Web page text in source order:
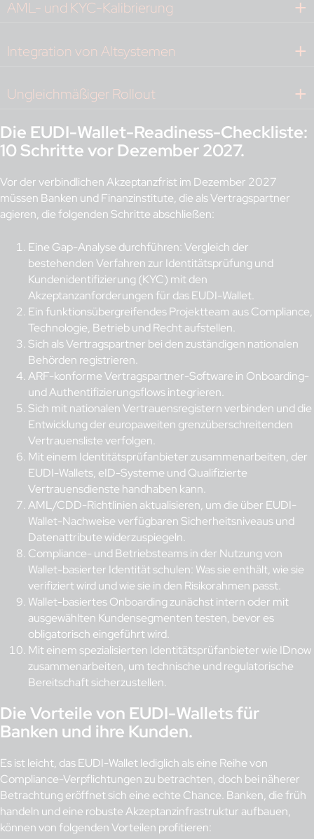
AML- und KYC-Kalibrierung
Integration von Altsystemen
Ungleichmäßiger Rollout
Die EUDI-Wallet-Readiness-Checkliste:
10 Schritte vor Dezember 2027.
Vor der verbindlichen Akzeptanzfrist im Dezember 2027
müssen Banken und Finanzinstitute, die als Vertragspartner
agieren, die folgenden Schritte abschließen:
Eine Gap-Analyse durchführen: Vergleich der
bestehenden Verfahren zur Identitätsprüfung und
Kundenidentifizierung (KYC) mit den
Akzeptanzanforderungen für das EUDI-Wallet.
Ein funktionsübergreifendes Projektteam aus Compliance,
Technologie, Betrieb und Recht aufstellen.
Sich als Vertragspartner bei den zuständigen nationalen
Behörden registrieren.
ARF-konforme Vertragspartner-Software in Onboarding-
und Authentifizierungsflows integrieren.
Sich mit nationalen Vertrauensregistern verbinden und die
Entwicklung der europaweiten grenzüberschreitenden
Vertrauensliste verfolgen.
Mit einem Identitätsprüfanbieter zusammenarbeiten, der
EUDI-Wallets, eID-Systeme und Qualifizierte
Vertrauensdienste handhaben kann.
AML/CDD-Richtlinien aktualisieren, um die über EUDI-
Wallet-Nachweise verfügbaren Sicherheitsniveaus und
Datenattribute widerzuspiegeln.
Compliance- und Betriebsteams in der Nutzung von
Wallet-basierter Identität schulen: Was sie enthält, wie sie
verifiziert wird und wie sie in den Risikorahmen passt.
Wallet-basiertes Onboarding zunächst intern oder mit
ausgewählten Kundensegmenten testen, bevor es
obligatorisch eingeführt wird.
Mit einem spezialisierten Identitätsprüfanbieter wie IDnow
zusammenarbeiten, um technische und regulatorische
Bereitschaft sicherzustellen.
Die Vorteile von EUDI-Wallets für
Banken und ihre Kunden.
Es ist leicht, das EUDI-Wallet lediglich als eine Reihe von
Compliance-Verpflichtungen zu betrachten, doch bei näherer
Betrachtung eröffnet sich eine echte Chance. Banken, die früh
handeln und eine robuste Akzeptanzinfrastruktur aufbauen,
können von folgenden Vorteilen profitieren: